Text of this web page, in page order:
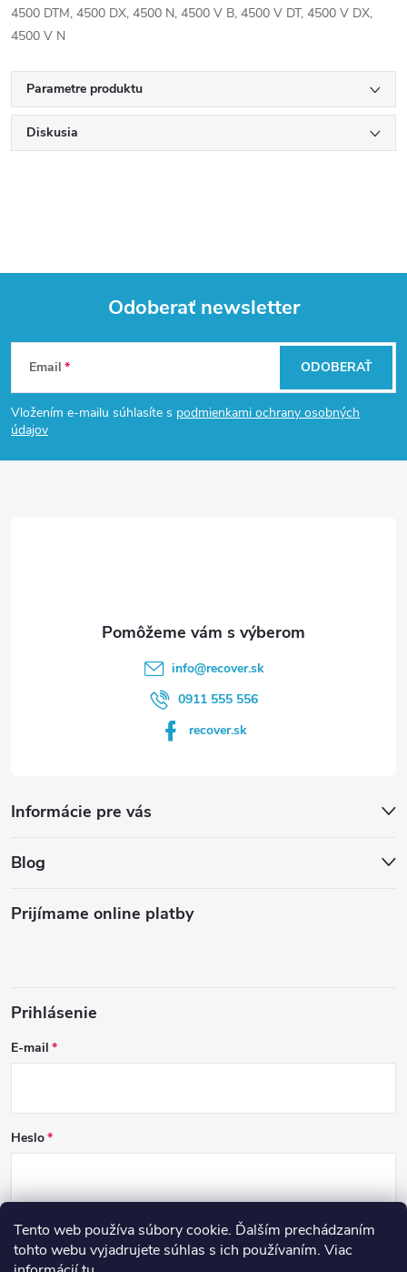
Tento web používa súbory cookie. Ďalším prechádzaním
tohto webu vyjadrujete súhlas s ich používaním. Viac
4500 DTM, 4500 DX, 4500 N, 4500 V B, 4500 V DT, 4500 V DX,
4500 V N
Parametre produktu
Diskusia
Z
á
p
Odoberať newsletter
Email
Vložením e-mailu súhlasíte s podmienkami ochrany osobných
údajov
ODOBERAŤ
info@recover.sk
0911 555 556
recover.sk
Informácie pre vás
Blog
Prijímame online platby
Prihlásenie
E-mail
Heslo
PRIHLÁSIŤ SA